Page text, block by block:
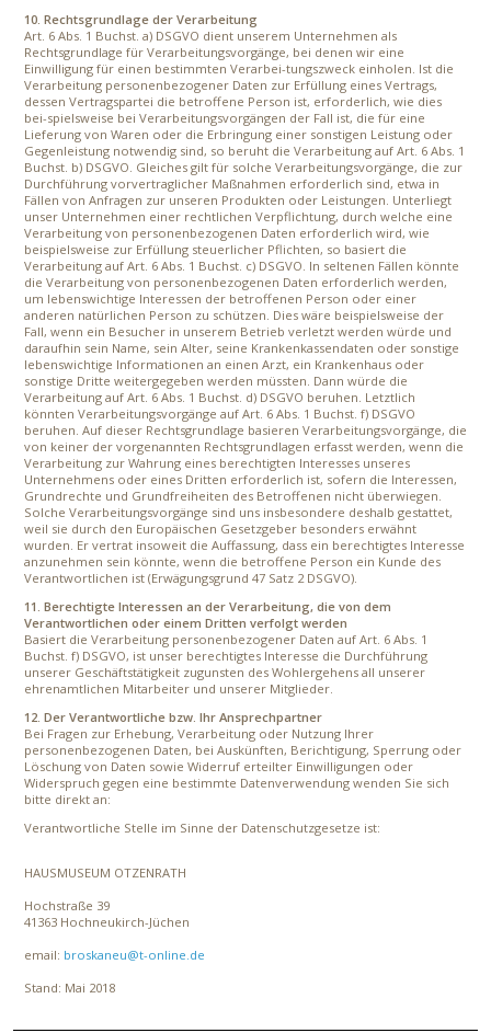
10. Rechtsgrundlage der Verarbeitung
Art. 6 Abs. 1 Buchst. a) DSGVO dient unserem Unternehmen als
Rechtsgrundlage für Verarbeitungsvorgänge, bei denen wir eine
Einwilligung für einen bestimmten Verarbei-tungszweck einholen. Ist die
Verarbeitung personenbezogener Daten zur Erfüllung eines Vertrags,
dessen Vertragspartei die betroffene Person ist, erforderlich, wie dies
bei-spielsweise bei Verarbeitungsvorgängen der Fall ist, die für eine
Lieferung von Waren oder die Erbringung einer sonstigen Leistung oder
Gegenleistung notwendig sind, so beruht die Verarbeitung auf Art. 6 Abs. 1
Buchst. b) DSGVO. Gleiches gilt für solche Verarbeitungsvorgänge, die zur
Durchführung vorvertraglicher Maßnahmen erforderlich sind, etwa in
Fällen von Anfragen zur unseren Produkten oder Leistungen. Unterliegt
unser Unternehmen einer rechtlichen Verpflichtung, durch welche eine
Verarbeitung von personenbezogenen Daten erforderlich wird, wie
beispielsweise zur Erfüllung steuerlicher Pflichten, so basiert die
Verarbeitung auf Art. 6 Abs. 1 Buchst. c) DSGVO. In seltenen Fällen könnte
die Verarbeitung von personenbezogenen Daten erforderlich werden,
um lebenswichtige Interessen der betroffenen Person oder einer
anderen natürlichen Person zu schützen. Dies wäre beispielsweise der
Fall, wenn ein Besucher in unserem Betrieb verletzt werden würde und
daraufhin sein Name, sein Alter, seine Krankenkassendaten oder sonstige
lebenswichtige Informationen an einen Arzt, ein Krankenhaus oder
sonstige Dritte weitergegeben werden müssten. Dann würde die
Verarbeitung auf Art. 6 Abs. 1 Buchst. d) DSGVO beruhen. Letztlich
könnten Verarbeitungsvorgänge auf Art. 6 Abs. 1 Buchst. f) DSGVO
beruhen. Auf dieser Rechtsgrundlage basieren Verarbeitungsvorgänge, die
von keiner der vorgenannten Rechtsgrundlagen erfasst werden, wenn die
Verarbeitung zur Wahrung eines berechtigten Interesses unseres
Unternehmens oder eines Dritten erforderlich ist, sofern die Interessen,
Grundrechte und Grundfreiheiten des Betroffenen nicht überwiegen.
Solche Verarbeitungsvorgänge sind uns insbesondere deshalb gestattet,
weil sie durch den Europäischen Gesetzgeber besonders erwähnt
wurden. Er vertrat insoweit die Auffassung, dass ein berechtigtes Interesse
anzunehmen sein könnte, wenn die betroffene Person ein Kunde des
Verantwortlichen ist (Erwägungsgrund 47 Satz 2 DSGVO).
11. Berechtigte Interessen an der Verarbeitung, die von dem
Verantwortlichen oder einem Dritten verfolgt werden
Basiert die Verarbeitung personenbezogener Daten auf Art. 6 Abs. 1
Buchst. f) DSGVO, ist unser berechtigtes Interesse die Durchführung
unserer Geschäftstätigkeit zugunsten des Wohlergehens all unserer
ehrenamtlichen Mitarbeiter und unserer Mitglieder.
12. Der Verantwortliche bzw. Ihr Ansprechpartner
Bei Fragen zur Erhebung, Verarbeitung oder Nutzung Ihrer
personenbezogenen Daten, bei Auskünften, Berichtigung, Sperrung oder
Löschung von Daten sowie Widerruf erteilter Einwilligungen oder
Widerspruch gegen eine bestimmte Datenverwendung wenden Sie sich
bitte direkt an:
Verantwortliche Stelle im Sinne der Datenschutzgesetze ist:
HAUSMUSEUM OTZENRATH
Hochstraße 39
41363 Hochneukirch-Jüchen
email: broskaneu@t-online.de
Stand: Mai 2018